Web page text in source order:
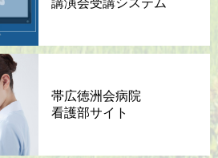
講演会受講システム
帯広徳洲会病院
看護部サイト